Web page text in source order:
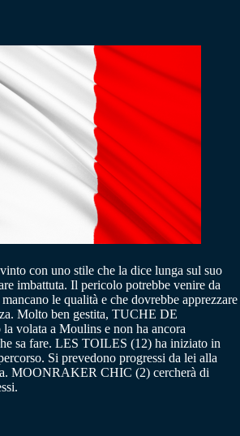
con uno stile che la dice lunga sul suo
imbattuta. Il pericolo potrebbe venire da
le qualità e che dovrebbe apprezzare
Molto ben gestita, TUCHE DE
volata a Moulins e non ha ancora
sa fare. LES TOILES (12) ha iniziato in
Si prevedono progressi da lei alla
MOONRAKER CHIC (2) cercherà di